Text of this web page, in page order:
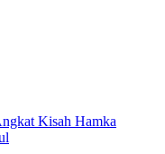
Kisah Hamka